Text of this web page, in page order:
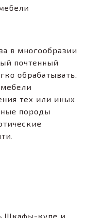
в многообразии
почтенный
обрабатывать,
тех или иных
породы